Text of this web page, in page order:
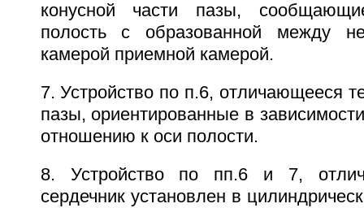
конусной части пазы,
полость с образованной между
камерой приемной камерой.
7. Устройство по п.6, отличающееся
пазы, ориентированные в
отношению к оси полости.
8. Устройство по пп.6 и 7,
сердечник установлен в